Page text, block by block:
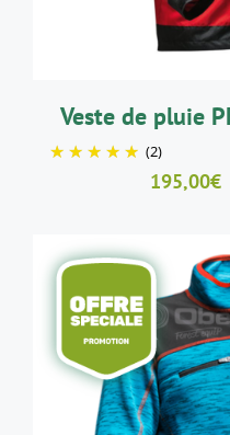
Veste de pluie
(2)
195,00€